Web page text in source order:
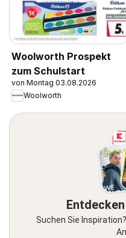
Woolworth Prospekt
zum Schulstart
von Montag 03.08.2026
Woolworth
Suchen Sie